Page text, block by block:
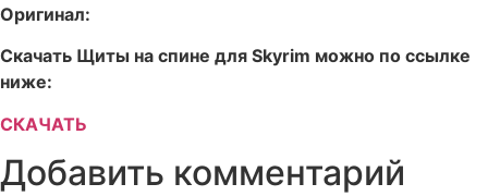
Оригинал:
Скачать Щиты на спине для Skyrim можно по ссылке
ниже:
СКАЧАТЬ
Добавить комментарий